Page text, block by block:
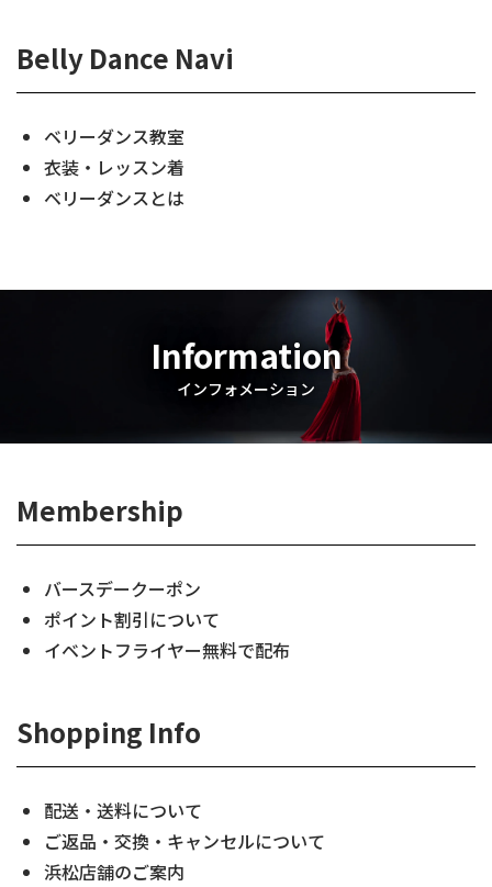
Belly Dance Navi
ベリーダンス教室
衣装・レッスン着
ベリーダンスとは
Information
インフォメーション
Membership
バースデークーポン
ポイント割引について
イベントフライヤー無料で配布
Shopping Info
配送・送料について
ご返品・交換・キャンセルについて
浜松店舗のご案内